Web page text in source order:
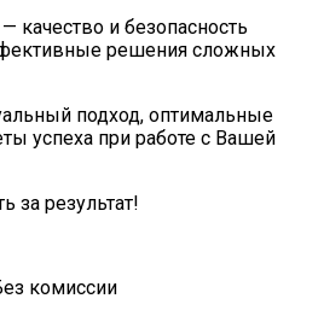
качество и безопасность
решения сложных
подход, оптимальные
успеха при работе с Вашей
за результат!
комиссии